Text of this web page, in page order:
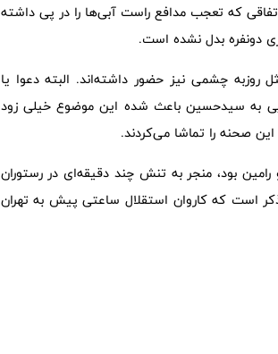
که تعجب مدافع راست آبی‌ها را در پی داشته
دونفره بدل نشده است.
روزبه چشمی نیز حضور داشته‌اند. البته دعوا یا
به سیدحسین باعث شده این موضوع خیلی زود
صحنه را تماشا می‌کردند.
بود، منجر به تنش چند دقیقه‌ای در رستوران
است که کاروان استقلال ساعتی پیش به تهران